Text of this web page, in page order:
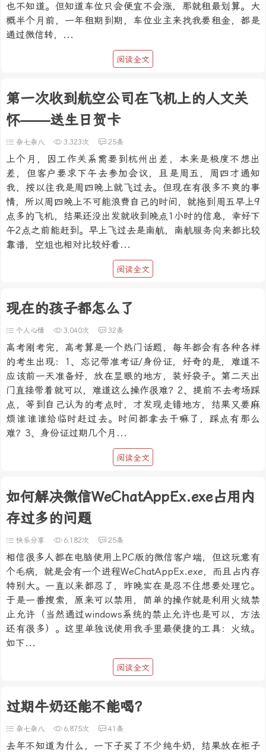
也不知道。但知道车位只会便宜不会涨，那就租最划算。大
概半个月前，一年租期到期，车位业主来找我要租金，都是
通过微信转，...
阅读全文
第一次收到航空公司在飞机上的人文关
怀——送生日贺卡
杂七杂八 3,323次 25条
上个月，因工作关系需要到杭州出差，本来是极度不想出
差，但客户要求下午去参加会议，且是周五，周四才通知
我，按以往我是周四晚上就飞过去。但现在有很多不爽的事
情，所以周四晚上不可能浪费自己的时间，就拖到周五早上9
点多的飞机，结果还没出发就收到晚点1小时的信息，幸好下
午2点之前能赶到。早上飞过去是南航，南航服务向来都比较
靠谱，空姐也相对比较好看...
阅读全文
现在的孩子都怎么了
个人心情 3,040次 32条
高考刚考完，高考算是一个热门话题，每年都会有各种各样
的考生出现：1、忘记带准考证/身份证，好奇的是，难道不
应该前一天准备好，放在显眼的地方，装好袋子。第二天出
门直接带着就可以，难道这么操作很难？2、提前不去考场踩
点，等到自己认为的考点时，才发现走错地方，结果又要麻
烦谁谁谁给临时赶过去。时间都拿去干嘛了，踩点有那么
难？3、身份证过期几个月...
阅读全文
如何解决微信WeChatAppEx.exe占用内
存过多的问题
快乐分享 6,182次 25条
相信很多人都在电脑使用上PC版的微信客户端，但这玩意有
个毛病，就是会有一个进程WeChatAppEx.exe，而且占内存
特别大。一直以来都忍了，昨晚实在是忍不住想要处理它。
于是一番搜索，原来可以禁用，简单的操作就是利用火绒禁
止允许（当然通过windows系统的禁止允许也是可以，方法
还有很多）。这里单独说使用我手里最便捷的工具：火绒。
如下...
阅读全文
过期牛奶还能不能喝？
杂七杂八 6,875次 41条
去年不知道为什么，一下子买了不少纯牛奶，结果放在柜子